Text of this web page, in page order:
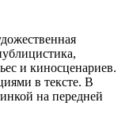
и киносценариев.
в тексте. В
на передней